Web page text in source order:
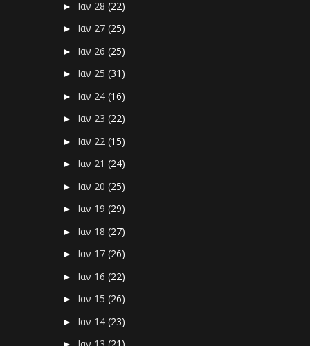
► Ιαν 28(22)
► Ιαν 27(25)
► Ιαν 26(25)
► Ιαν 25(31)
► Ιαν 24(16)
► Ιαν 23(22)
► Ιαν 22(15)
► Ιαν 21(24)
► Ιαν 20(25)
► Ιαν 19(29)
► Ιαν 18(27)
► Ιαν 17(26)
► Ιαν 16(22)
► Ιαν 15(26)
► Ιαν 14(23)